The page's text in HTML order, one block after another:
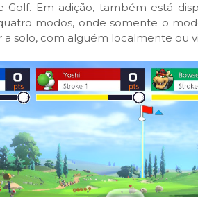
Golf. Em adição, também está
modos, onde somente o
a solo, com alguém localmente ou